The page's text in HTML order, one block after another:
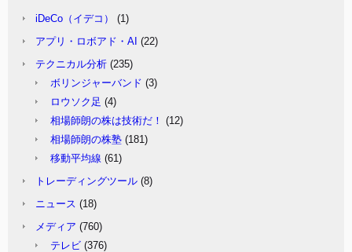
iDeCo（イデコ）
(1)
アプリ・ロボアド・AI (22)
テクニカル分析 (235)
ボリンジャーバンド (3)
ロウソク足 (4)
相場師朗の株は技術だ！ (12)
相場師朗の株塾 (181)
移動平均線 (61)
トレーディングツール (8)
ニュース (18)
メディア (760)
テレビ (376)